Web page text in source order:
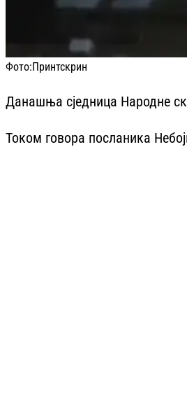
Фото:Принтскрин
Данашња сједница Народне
Током говора посланика